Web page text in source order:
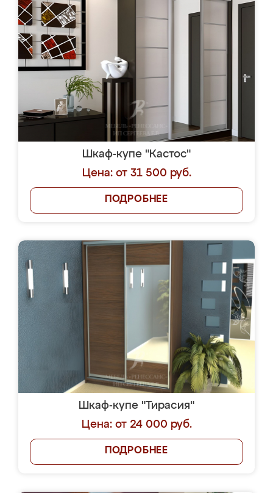
Шкаф-купе "Кастос"
Цена: от 31 500 руб.
ПОДРОБНЕЕ
Шкаф-купе "Тирасия"
Цена: от 24 000 руб.
ПОДРОБНЕЕ